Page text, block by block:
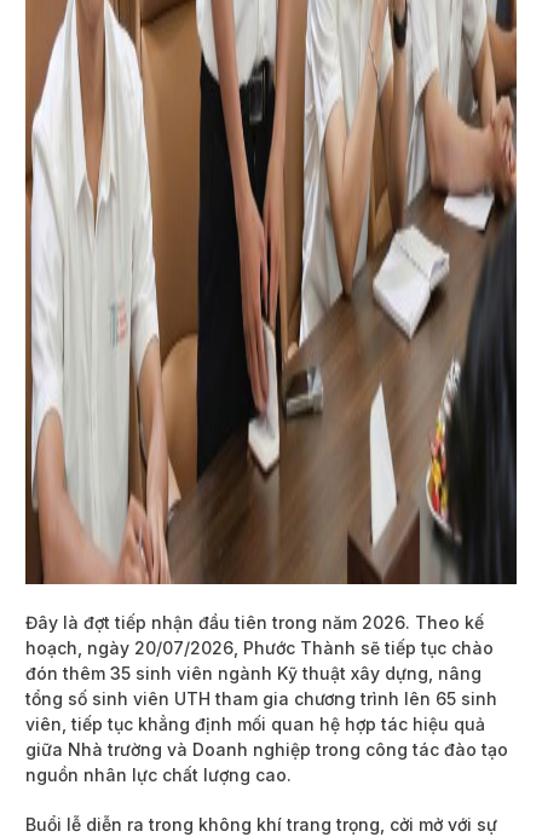
Đây là đợt tiếp nhận đầu tiên trong năm 2026. Theo kế
hoạch, ngày 20/07/2026, Phước Thành sẽ tiếp tục chào
đón thêm 35 sinh viên ngành Kỹ thuật xây dựng, nâng
tổng số sinh viên UTH tham gia chương trình lên 65 sinh
viên, tiếp tục khẳng định mối quan hệ hợp tác hiệu quả
giữa Nhà trường và Doanh nghiệp trong công tác đào tạo
nguồn nhân lực chất lượng cao.
Buổi lễ diễn ra trong không khí trang trọng, cởi mở với sự